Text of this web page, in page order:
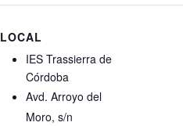
LOCAL
IES Trassierra de
Córdoba
Avd. Arroyo del
Moro, s/n